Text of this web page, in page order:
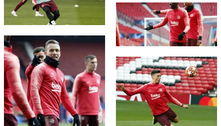
FC Barcelona club badge
FC Barcelona club badge
FC Barcelona club badge